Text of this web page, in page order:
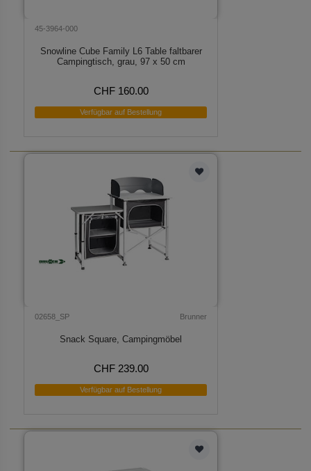
45-3964-000
Snowline Cube Family L6 Table faltbarer
Campingtisch, grau, 97 x 50 cm
CHF 160.00
Verfügbar auf Bestellung
02658_SP Brunner
Snack Square, Campingmöbel
CHF 239.00
Verfügbar auf Bestellung